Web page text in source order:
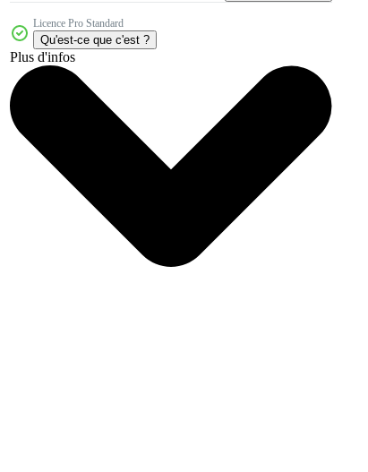
Licence Pro Standard
Qu'est-ce que c'est ?
Plus d'infos